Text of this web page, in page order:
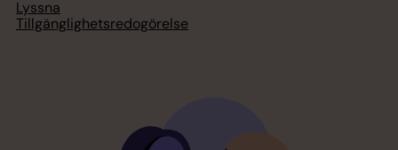
Lyssna
Tillgänglighetsredogörelse